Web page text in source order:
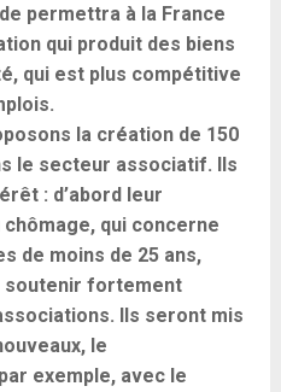
permettra à la France
qui produit des biens
qui est plus compétitive
la création de 150
le secteur associatif. Ils
: d’abord leur
qui concerne
de moins de 25 ans,
soutenir fortement
Ils seront mis
le
exemple, avec le